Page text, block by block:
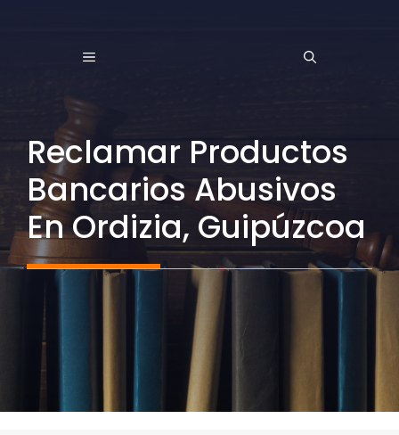
MENÚ
Reclamar Productos
Bancarios Abusivos
En Ordizia, Guipúzcoa